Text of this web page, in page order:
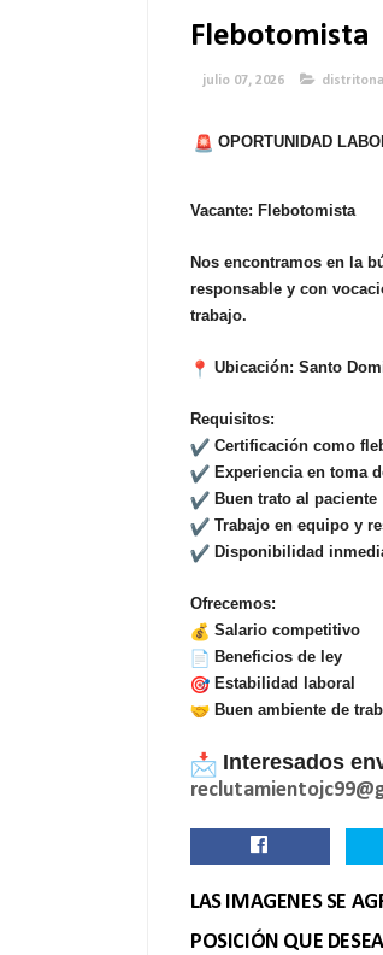
Flebotomista
julio 07, 2026
OPORTUNIDAD
Vacante: Flebotomista
Nos encontramos en la
responsable y con
trabajo.
Ubicación: Santo
Requisitos:
Certificación como
Experiencia en toma
Buen trato al paciente
Trabajo en equipo y
Disponibilidad
Ofrecemos:
Salario competitivo
Beneficios de ley
Estabilidad laboral
Buen ambiente de
Interesados
LAS IMAGENES SE
POSICIÓN QUE